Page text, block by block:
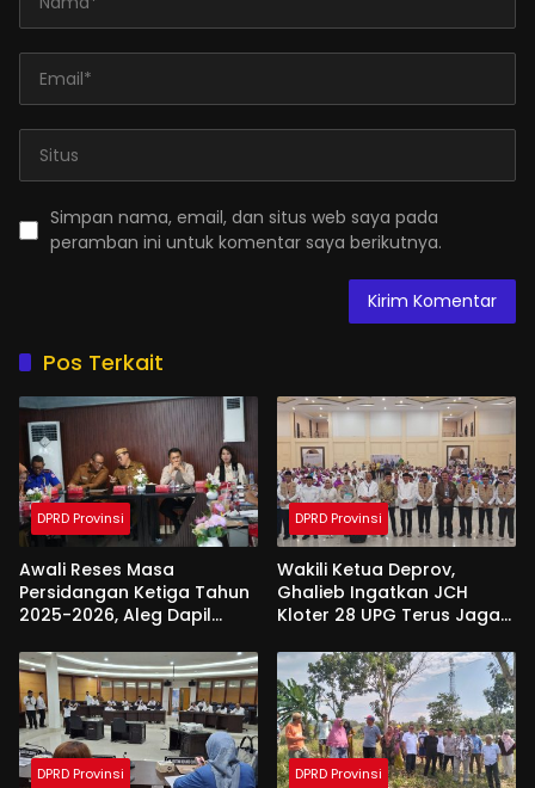
Simpan nama, email, dan situs web saya pada
peramban ini untuk komentar saya berikutnya.
Pos Terkait
DPRD Provinsi
Awali Reses Masa
Persidangan Ketiga Tahun
2025-2026, Aleg Dapil
Apresiasi Dari Pemda
DPRD Provinsi
Wakili Ketua Deprov,
Ghalieb Ingatkan JCH
Kloter 28 UPG Terus Jaga
Tanah Suci
DPRD Provinsi DPRD Provinsi